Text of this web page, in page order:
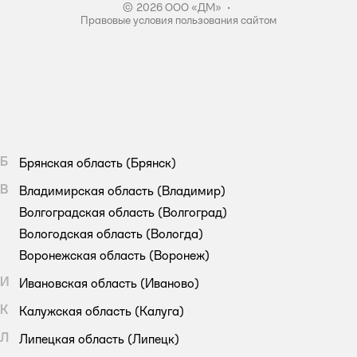
© 2026 ООО «ДМ» •
Правовые условия пользования сайтом
Б Брянская область (Брянск)
В
Владимирская область (Владимир)
Волгоградская область (Волгоград)
Вологодская область (Вологда)
Воронежская область (Воронеж)
И
Ивановская область (Иваново)
К
Калужская область (Калуга)
Л
Липецкая область (Липецк)